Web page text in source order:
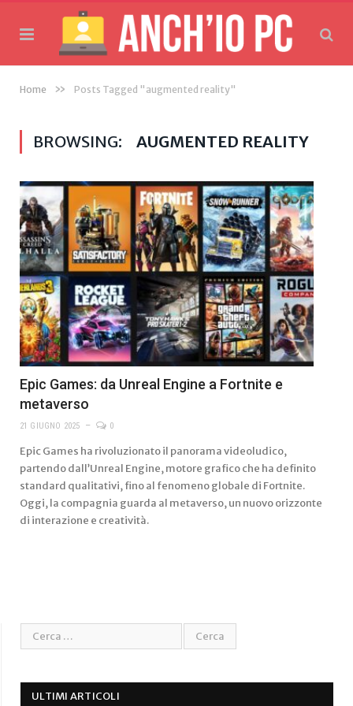
Home » Posts Tagged "augmented reality"
BROWSING: AUGMENTED REALITY
Epic Games: da Unreal Engine a Fortnite e
metaverso
21 GIUGNO 2025 0
Epic Games ha rivoluzionato il panorama videoludico,
partendo dall’Unreal Engine, motore grafico che ha definito
standard qualitativi, fino al fenomeno globale di Fortnite.
Oggi, la compagnia guarda al metaverso, un nuovo orizzonte
di interazione e creatività.
ULTIMI ARTICOLI